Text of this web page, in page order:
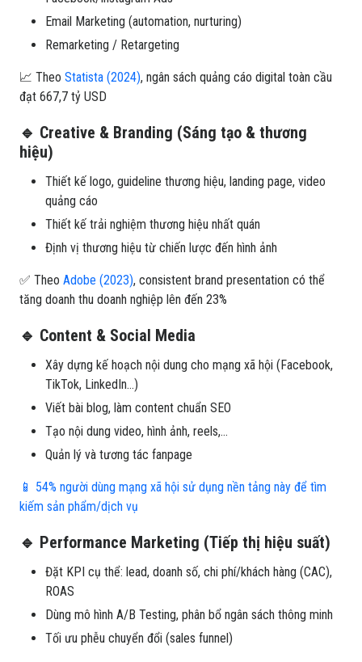
Email Marketing (automation, nurturing)
Remarketing / Retargeting
📈 Theo Statista (2024), ngân sách quảng cáo digital toàn cầu
đạt 667,7 tỷ USD
🔹 Creative & Branding (Sáng tạo & thương
hiệu)
Thiết kế logo, guideline thương hiệu, landing page, video
quảng cáo
Thiết kế trải nghiệm thương hiệu nhất quán
Định vị thương hiệu từ chiến lược đến hình ảnh
✅ Theo Adobe (2023), consistent brand presentation có thể
tăng doanh thu doanh nghiệp lên đến 23%
🔹 Content & Social Media
Xây dựng kế hoạch nội dung cho mạng xã hội (Facebook,
TikTok, LinkedIn…)
Viết bài blog, làm content chuẩn SEO
Tạo nội dung video, hình ảnh, reels,...
Quản lý và tương tác fanpage
📱 54% người dùng mạng xã hội sử dụng nền tảng này để tìm
kiếm sản phẩm/dịch vụ
🔹 Performance Marketing (Tiếp thị hiệu suất)
Đặt KPI cụ thể: lead, doanh số, chi phí/khách hàng (CAC),
ROAS
Dùng mô hình A/B Testing, phân bổ ngân sách thông minh
Tối ưu phễu chuyển đổi (sales funnel)